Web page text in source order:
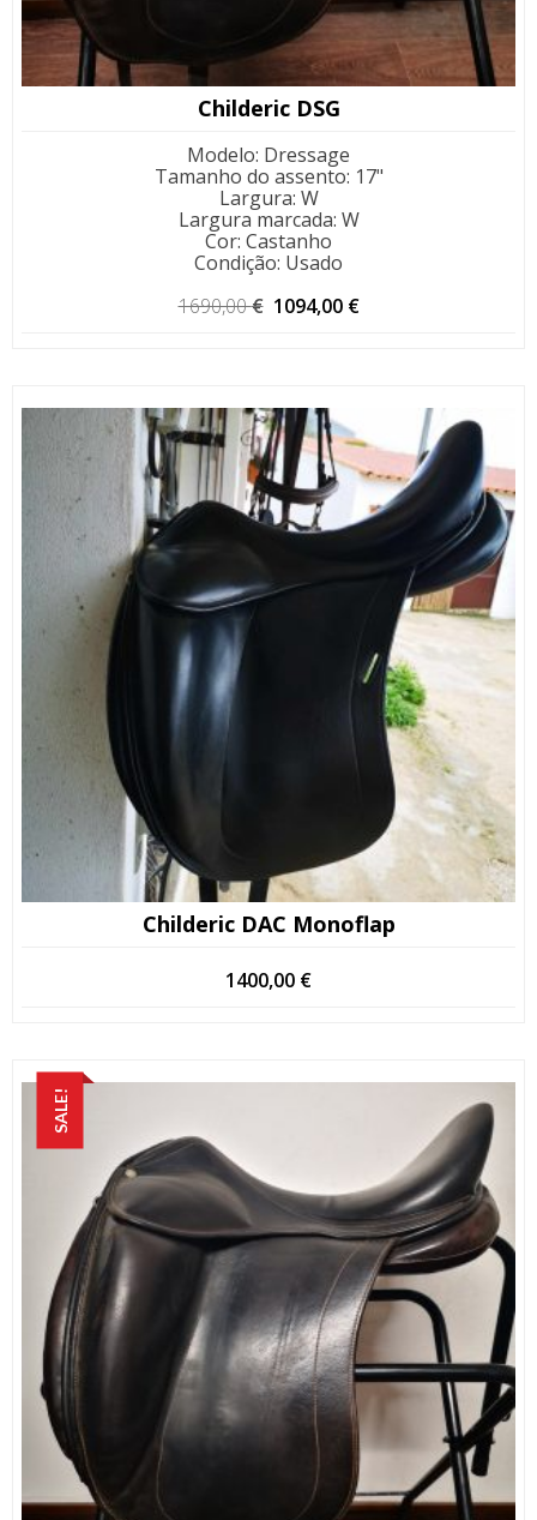
Childeric DSG
Modelo: Dressage
Tamanho do assento: 17"
Largura: W
Largura marcada: W
Cor: Castanho
Condição: Usado
1690,00€ O
1690,00 €.
1094,00 €
1094,00 €.
Childeric DAC Monoflap
1400,00 €
SALE!